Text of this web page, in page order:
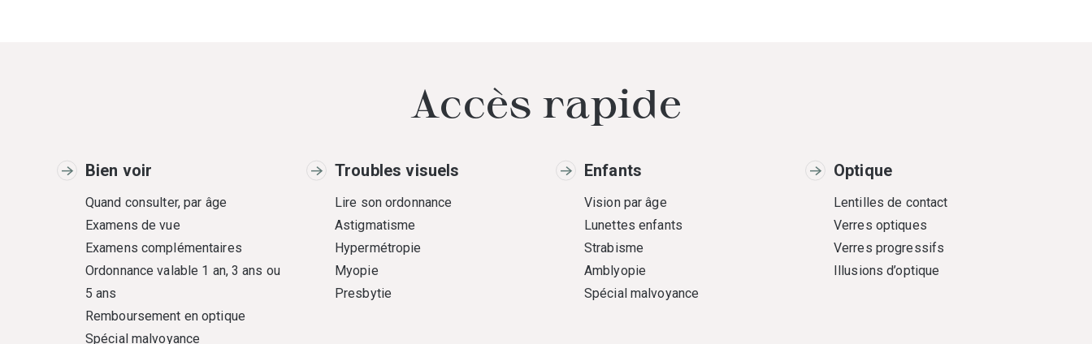
Accès rapide
Bien voir
Quand consulter, par âge
Examens de vue
Examens complémentaires
Ordonnance valable 1 an, 3 ans ou
5 ans
Remboursement en optique
Spécial malvoyance
Troubles visuels
Lire son ordonnance
Astigmatisme
Hypermétropie
Myopie
Presbytie
Enfants
Vision par âge
Lunettes enfants
Strabisme
Amblyopie
Spécial malvoyance
Optique
Lentilles de contact
Verres optiques
Verres progressifs
Illusions d’optique